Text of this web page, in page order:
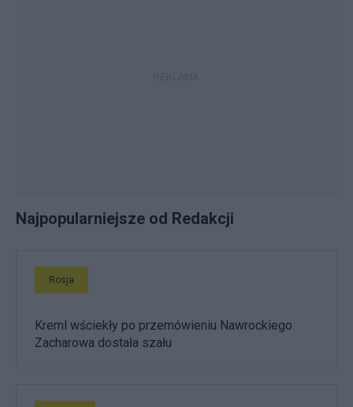
Najpopularniejsze od Redakcji
Rosja
Kreml wściekły po przemówieniu Nawrockiego.
Zacharowa dostała szału